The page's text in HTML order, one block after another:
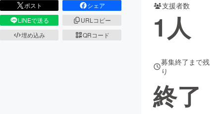
CAMPFIRE for Social Good
CAMPFIRE Creation
CAMPFIREふるさと納税
コミュニティ
ポスト
シェア
LINEで送る
URLコピー
埋め込み
QRコード
支援者数
1人
募集終了まで残
り
終了